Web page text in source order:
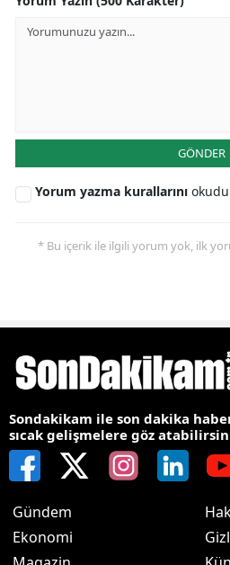
GÖNDER
Yorum yazma kurallarını
* Bu içerik ile ilgili yorum yok, ilk
Sondakikam ile son dakika
sıcak gelişmelere göz
Gündem
Ekonomi